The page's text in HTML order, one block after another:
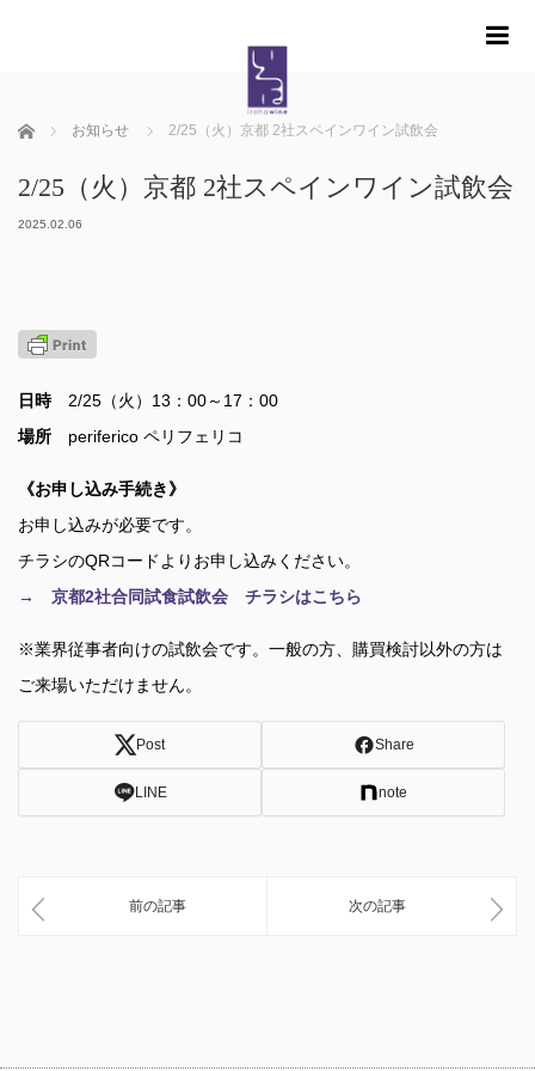
ホーム お知らせ 2/25（火）京都 2社スペインワイン試飲会
2/25（火）京都 2社スペインワイン試飲会
2025.02.06
日時 2/25（火）13：00～17：00
場所 periferico ペリフェリコ
《お申し込み手続き》
お申し込みが必要です。
チラシのQRコードよりお申し込みください。
→ 京都2社合同試食試飲会 チラシはこちら
※業界従事者向けの試飲会です。一般の方、購買検討以外の方は
ご来場いただけません。
Post Share
LINE note
前の記事 次の記事